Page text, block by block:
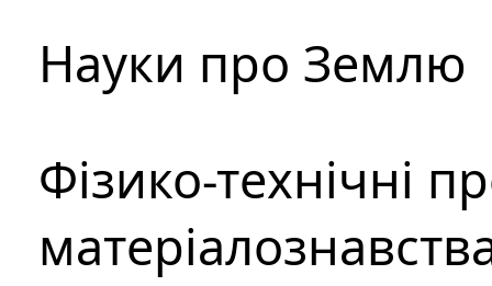
Науки про Землю
Фізико-технічні